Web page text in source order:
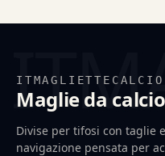
Maglie da
Divise per tifosi con taglie
navigazione pensata per